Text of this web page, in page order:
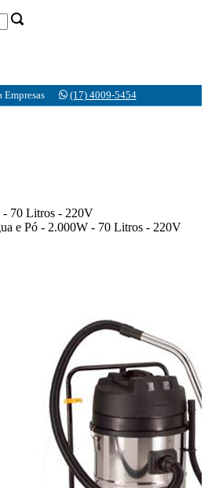
Empresas (17) 4009-5454
70 Litros - 220V
e Pó - 2.000W - 70 Litros - 220V